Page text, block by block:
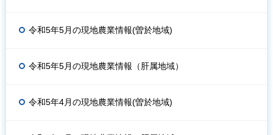
令和5年5月の現地農業情報(曽於地域)
令和5年5月の現地農業情報（肝属地域）
令和5年4月の現地農業情報(曽於地域)